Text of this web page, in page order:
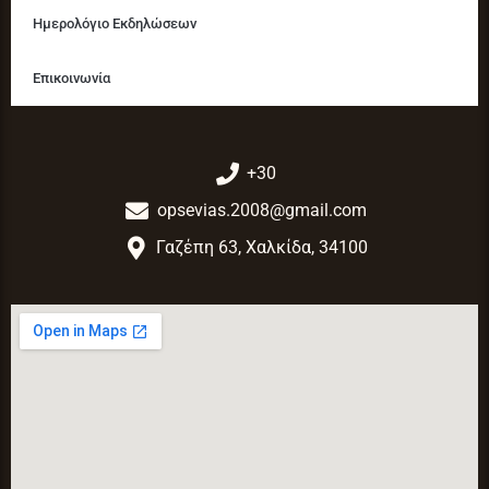
Ημερολόγιο Εκδηλώσεων
Επικοινωνία
+30
opsevias.2008@gmail.com
Γαζέπη 63, Χαλκίδα, 34100